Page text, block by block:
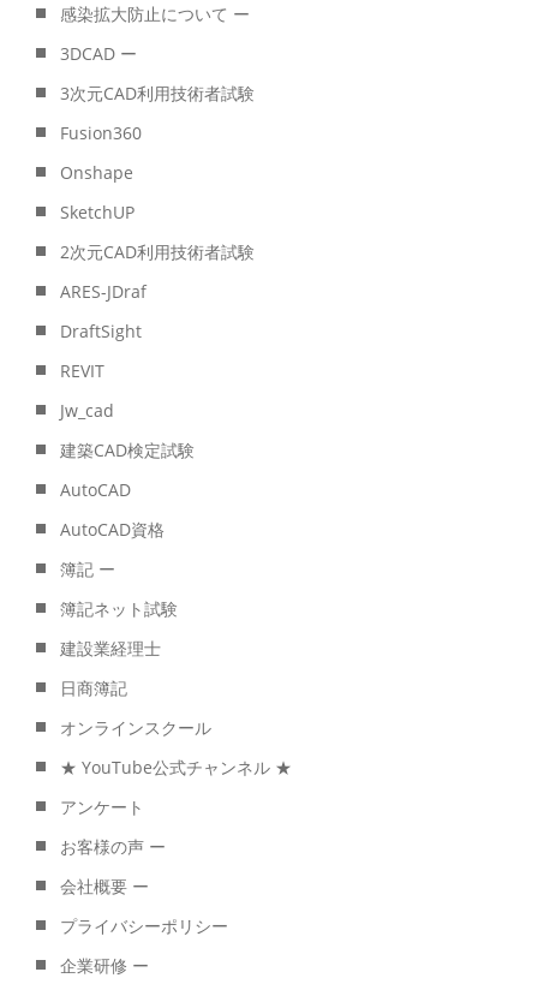
感染拡大防止について ー
3DCAD ー
3次元CAD利用技術者試験
Fusion360
Onshape
SketchUP
2次元CAD利用技術者試験
ARES-JDraf
DraftSight
REVIT
Jw_cad
建築CAD検定試験
AutoCAD
AutoCAD資格
簿記 ー
簿記ネット試験
建設業経理士
日商簿記
オンラインスクール
★ YouTube公式チャンネル ★
アンケート
お客様の声 ー
会社概要 ー
プライバシーポリシー
企業研修 ー